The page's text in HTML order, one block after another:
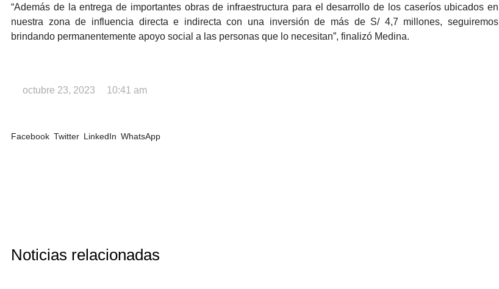
“Además de la entrega de importantes obras de infraestructura para el desarrollo de los caseríos ubicados en
nuestra zona de influencia directa e indirecta con una inversión de más de S/ 4,7 millones, seguiremos
brindando permanentemente apoyo social a las personas que lo necesitan”, finalizó Medina.
octubre 23, 2023 10:41 am
Facebook Twitter LinkedIn WhatsApp
Noticias relacionadas